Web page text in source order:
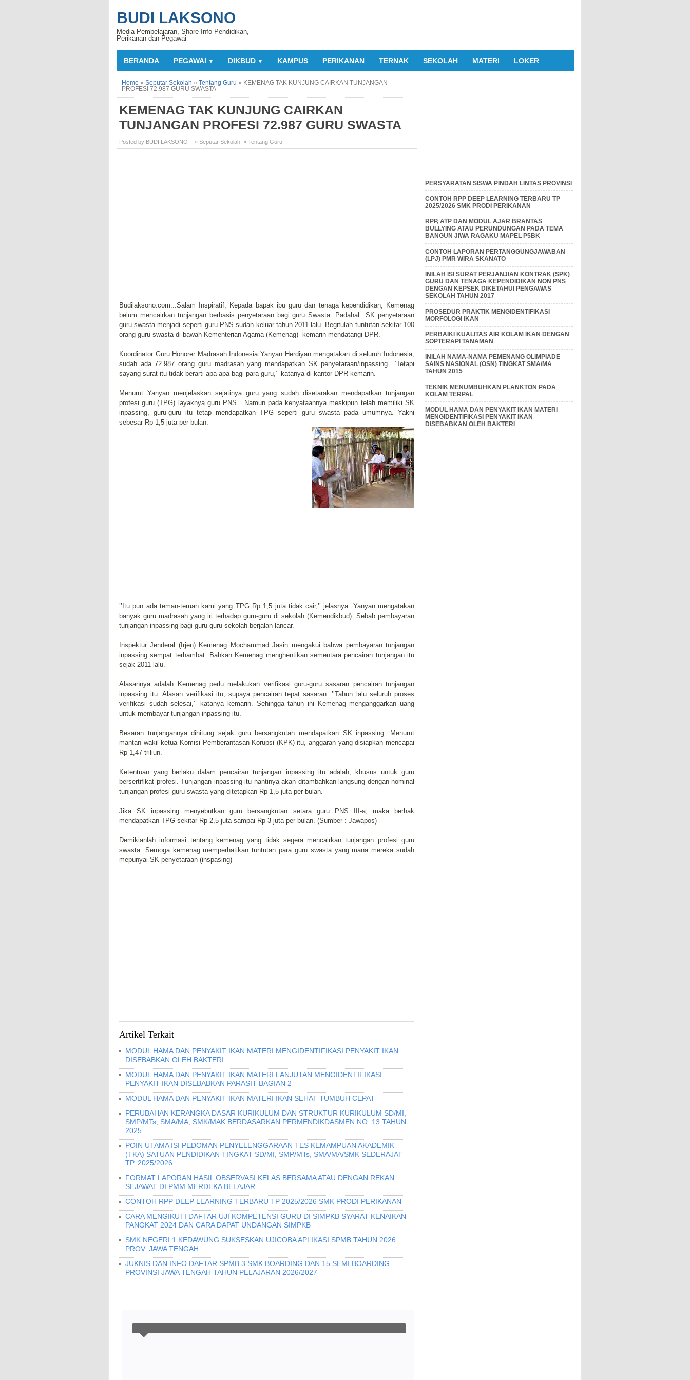
BUDI LAKSONO
Media Pembelajaran, Share Info Pendidikan,
Perikanan dan Pegawai
BERANDA PEGAWAI ▼ DIKBUD ▼ KAMPUS PERIKANAN TERNAK SEKOLAH MATERI LOKER
Home » Seputar Sekolah » Tentang Guru » KEMENAG TAK KUNJUNG CAIRKAN TUNJANGAN
PROFESI 72.987 GURU SWASTA
KEMENAG TAK KUNJUNG CAIRKAN
TUNJANGAN PROFESI 72.987 GURU SWASTA
Posted by BUDI LAKSONO » Seputar Sekolah » Tentang Guru
Budilaksono.com...Salam Inspiratif, Kepada bapak ibu guru dan tenaga kependidikan, Kemenag
belum mencairkan tunjangan berbasis penyetaraan bagi guru Swasta. Padahal SK penyetaraan
guru swasta menjadi seperti guru PNS sudah keluar tahun 2011 lalu. Begitulah tuntutan sekitar 100
orang guru swasta di bawah Kementerian Agama (Kemenag) kemarin mendatangi DPR.
Koordinator Guru Honorer Madrasah Indonesia Yanyan Herdiyan mengatakan di seluruh Indonesia,
sudah ada 72.987 orang guru madrasah yang mendapatkan SK penyetaraan/inpassing. ’’Tetapi
sayang surat itu tidak berarti apa-apa bagi para guru,’’ katanya di kantor DPR kemarin.
Menurut Yanyan menjelaskan sejatinya guru yang sudah disetarakan mendapatkan tunjangan
profesi guru (TPG) layaknya guru PNS. Namun pada kenyataannya meskipun telah memiliki SK
inpassing, guru-guru itu tetap mendapatkan TPG seperti guru swasta pada umumnya. Yakni
sebesar Rp 1,5 juta per bulan.
’’Itu pun ada teman-teman kami yang TPG Rp 1,5 juta tidak cair,’’ jelasnya. Yanyan mengatakan
banyak guru madrasah yang iri terhadap guru-guru di sekolah (Kemendikbud). Sebab pembayaran
tunjangan inpassing bagi guru-guru sekolah berjalan lancar.
Inspektur Jenderal (Irjen) Kemenag Mochammad Jasin mengakui bahwa pembayaran tunjangan
inpassing sempat terhambat. Bahkan Kemenag menghentikan sementara pencairan tunjangan itu
sejak 2011 lalu.
Alasannya adalah Kemenag perlu melakukan verifikasi guru-guru sasaran pencairan tunjangan
inpassing itu. Alasan verifikasi itu, supaya pencairan tepat sasaran. ’’Tahun lalu seluruh proses
verifikasi sudah selesai,’’ katanya kemarin. Sehingga tahun ini Kemenag menganggarkan uang
untuk membayar tunjangan inpassing itu.
Besaran tunjangannya dihitung sejak guru bersangkutan mendapatkan SK inpassing. Menurut
mantan wakil ketua Komisi Pemberantasan Korupsi (KPK) itu, anggaran yang disiapkan mencapai
Rp 1,47 triliun.
Ketentuan yang berlaku dalam pencairan tunjangan inpassing itu adalah, khusus untuk guru
bersertifikat profesi. Tunjangan inpassing itu nantinya akan ditambahkan langsung dengan nominal
tunjangan profesi guru swasta yang ditetapkan Rp 1,5 juta per bulan.
Jika SK inpassing menyebutkan guru bersangkutan setara guru PNS III-a, maka berhak
mendapatkan TPG sekitar Rp 2,5 juta sampai Rp 3 juta per bulan. (Sumber : Jawapos)
Demikianlah informasi tentang kemenag yang tidak segera mencairkan tunjangan profesi guru
swasta. Semoga kemenag memperhatikan tuntutan para guru swasta yang mana mereka sudah
mepunyai SK penyetaraan (inspasing)
Artikel Terkait
MODUL HAMA DAN PENYAKIT IKAN MATERI MENGIDENTIFIKASI PENYAKIT IKAN
DISEBABKAN OLEH BAKTERI
MODUL HAMA DAN PENYAKIT IKAN MATERI LANJUTAN MENGIDENTIFIKASI
PENYAKIT IKAN DISEBABKAN PARASIT BAGIAN 2
MODUL HAMA DAN PENYAKIT IKAN MATERI IKAN SEHAT TUMBUH CEPAT
PERUBAHAN KERANGKA DASAR KURIKULUM DAN STRUKTUR KURIKULUM SD/MI,
SMP/MTs, SMA/MA, SMK/MAK BERDASARKAN PERMENDIKDASMEN NO. 13 TAHUN
2025
POIN UTAMA ISI PEDOMAN PENYELENGGARAAN TES KEMAMPUAN AKADEMIK
(TKA) SATUAN PENDIDIKAN TINGKAT SD/MI, SMP/MTs, SMA/MA/SMK SEDERAJAT
TP. 2025/2026
FORMAT LAPORAN HASIL OBSERVASI KELAS BERSAMA ATAU DENGAN REKAN
SEJAWAT DI PMM MERDEKA BELAJAR
CONTOH RPP DEEP LEARNING TERBARU TP 2025/2026 SMK PRODI PERIKANAN
CARA MENGIKUTI DAFTAR UJI KOMPETENSI GURU DI SIMPKB SYARAT KENAIKAN
PANGKAT 2024 DAN CARA DAPAT UNDANGAN SIMPKB
SMK NEGERI 1 KEDAWUNG SUKSESKAN UJICOBA APLIKASI SPMB TAHUN 2026
PROV. JAWA TENGAH
JUKNIS DAN INFO DAFTAR SPMB 3 SMK BOARDING DAN 15 SEMI BOARDING
PROVINSI JAWA TENGAH TAHUN PELAJARAN 2026/2027
PERSYARATAN SISWA PINDAH LINTAS PROVINSI
CONTOH RPP DEEP LEARNING TERBARU TP
2025/2026 SMK PRODI PERIKANAN
RPP, ATP DAN MODUL AJAR BRANTAS
BULLYING ATAU PERUNDUNGAN PADA TEMA
BANGUN JIWA RAGAKU MAPEL P5BK
CONTOH LAPORAN PERTANGGUNGJAWABAN
(LPJ) PMR WIRA SKANATO
INILAH ISI SURAT PERJANJIAN KONTRAK (SPK)
GURU DAN TENAGA KEPENDIDIKAN NON PNS
DENGAN KEPSEK DIKETAHUI PENGAWAS
SEKOLAH TAHUN 2017
PROSEDUR PRAKTIK MENGIDENTIFIKASI
MORFOLOGI IKAN
PERBAIKI KUALITAS AIR KOLAM IKAN DENGAN
SOPTERAPI TANAMAN
INILAH NAMA-NAMA PEMENANG OLIMPIADE
SAINS NASIONAL (OSN) TINGKAT SMA/MA
TAHUN 2015
TEKNIK MENUMBUHKAN PLANKTON PADA
KOLAM TERPAL
MODUL HAMA DAN PENYAKIT IKAN MATERI
MENGIDENTIFIKASI PENYAKIT IKAN
DISEBABKAN OLEH BAKTERI